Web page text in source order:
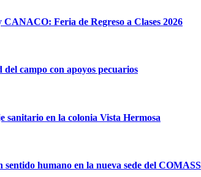
Feria de Regreso a Clases 2026
campo con apoyos pecuarios
en la colonia Vista Hermosa
humano en la nueva sede del COMASS